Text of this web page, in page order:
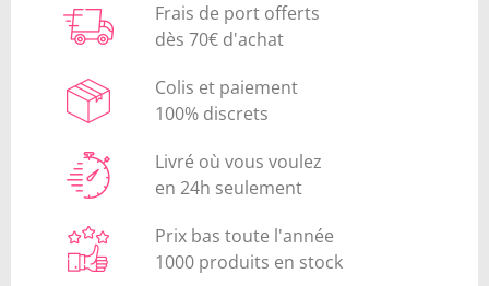
Frais de port offerts
dès 70€ d'achat
Colis et paiement
100% discrets
Livré où vous voulez
en 24h seulement
Prix bas toute l'année
1000 produits en stock